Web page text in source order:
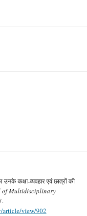
उनके कक्षा-व्यवहार एवं छात्रों की
of Multidisciplinary
article/view/902